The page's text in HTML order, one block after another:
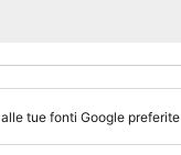
alle tue fonti Google preferite